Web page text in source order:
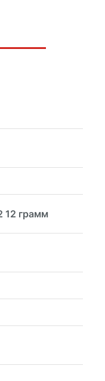
12 грамм